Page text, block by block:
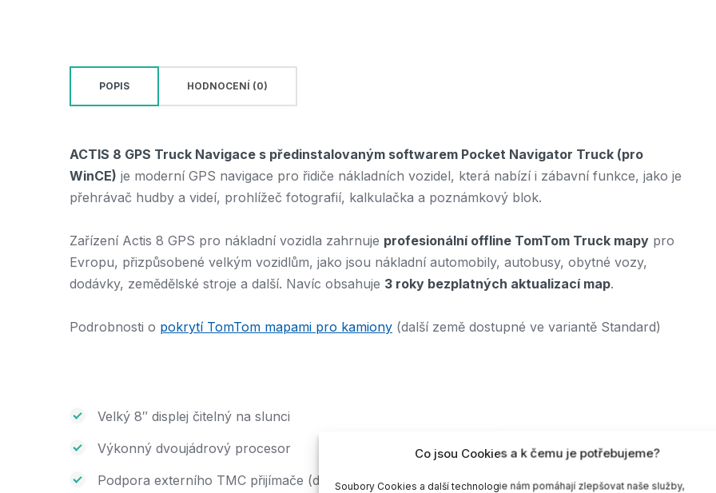
Co jsou Cookies a k čemu je potřebujeme?
Soubory Cookies a další technologie nám pomáhají zlepšovat naše služby,
POPIS HODNOCENÍ (0)
ACTIS 8 GPS Truck Navigace s předinstalovaným softwarem Pocket Navigator Truck (pro
WinCE) je moderní GPS navigace pro řidiče nákladních vozidel, která nabízí i zábavní funkce, jako je
přehrávač hudby a videí, prohlížeč fotografií, kalkulačka a poznámkový blok.
Zařízení Actis 8 GPS pro nákladní vozidla zahrnuje profesionální offline TomTom Truck mapy pro
Evropu, přizpůsobené velkým vozidlům, jako jsou nákladní automobily, autobusy, obytné vozy,
dodávky, zemědělské stroje a další. Navíc obsahuje 3 roky bezplatných aktualizací map.
Podrobnosti o pokrytí TomTom mapami pro kamiony (další země dostupné ve variantě Standard)
Velký 8″ displej čitelný na slunci
Výkonný dvoujádrový procesor
Podpora externího TMC přijímače (dopravní informace)